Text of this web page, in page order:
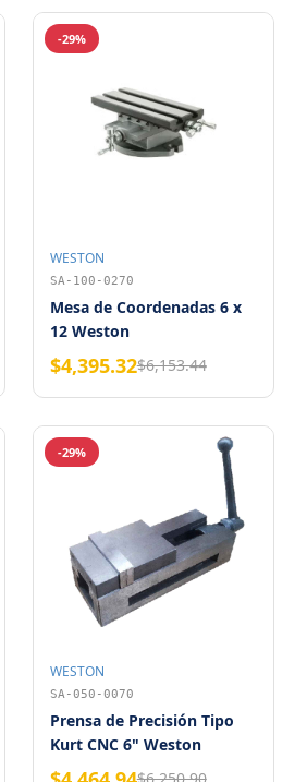
-29%
WESTON
SA-100-0270
Mesa de Coordenadas 6 x
12 Weston
$4,395.32$6,153.44
-29%
WESTON
SA-050-0070
Prensa de Precisión Tipo
Kurt CNC 6" Weston